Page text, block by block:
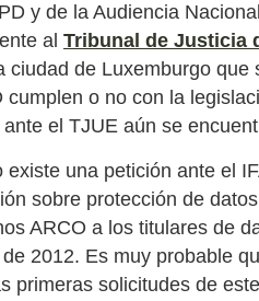
y de la Audiencia
al Tribunal de Justicia
ciudad de Luxemburgo que
cumplen o no con la
el TJUE aún se
existe una petición ante el
sobre protección de
ARCO a los titulares de
2012. Es muy probable
primeras solicitudes de